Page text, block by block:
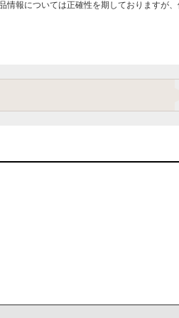
情報については正確性を期しておりますが、